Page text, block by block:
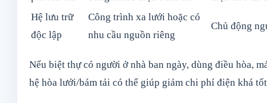
Hệ lưu trữ
độc lập
Công trình xa lưới hoặc có
nhu cầu nguồn riêng
Chủ động
Nếu biệt thự có người ở nhà ban ngày, dùng điều hòa,
hệ hòa lưới/bám tải có thể giúp giảm chi phí điện khá